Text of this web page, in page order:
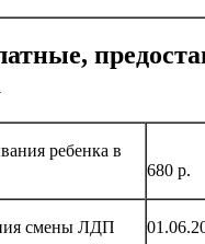
ребенка в
680 р.
смены ЛДП